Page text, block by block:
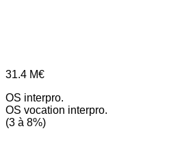
31.4 M€
OS interpro.
OS vocation interpro.
(3 à 8%)